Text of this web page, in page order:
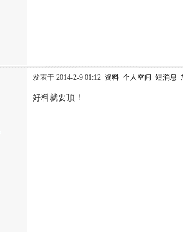
发表于 2014-2-9 01:12 资料 个人空间 短消息
好料就要顶！